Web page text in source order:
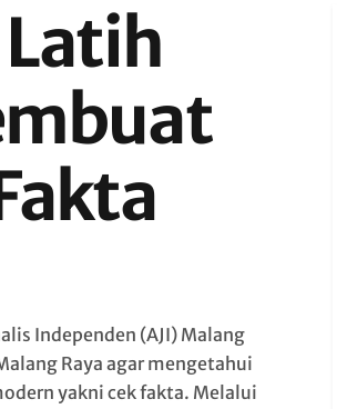
Independen (AJI) Malang
Raya agar mengetahui
yakni cek fakta. Melalui